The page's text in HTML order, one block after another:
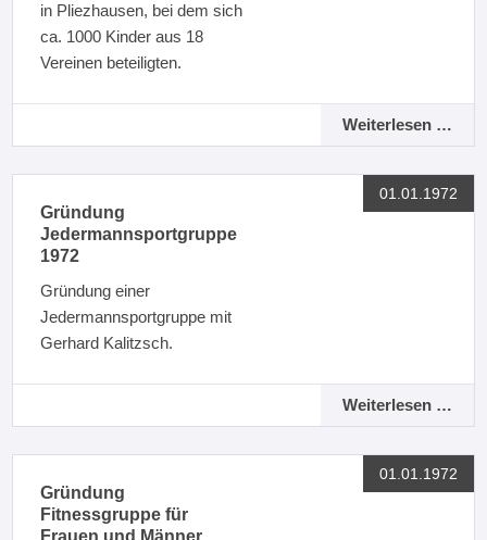
in Pliezhausen, bei dem sich
ca. 1000 Kinder aus 18
Vereinen beteiligten.
Weiterlesen …
01.01.1972
Gründung
Jedermannsportgruppe
1972
Gründung einer
Jedermannsportgruppe mit
Gerhard Kalitzsch.
Weiterlesen …
01.01.1972
Gründung
Fitnessgruppe für
Frauen und Männer